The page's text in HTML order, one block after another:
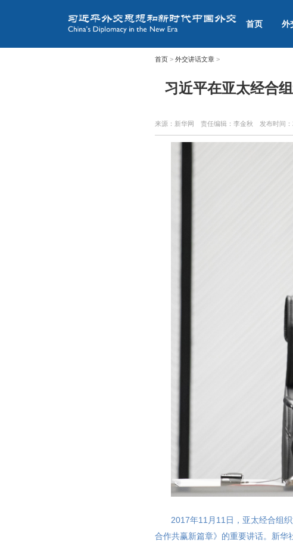
首页 外
首页> 外交讲话文章>
习近平在亚太经合
来源：新华网 责任编辑：李金秋 发布时间：
2017年11月11日，亚太经合组
合作共赢新篇章》的重要讲话。新华